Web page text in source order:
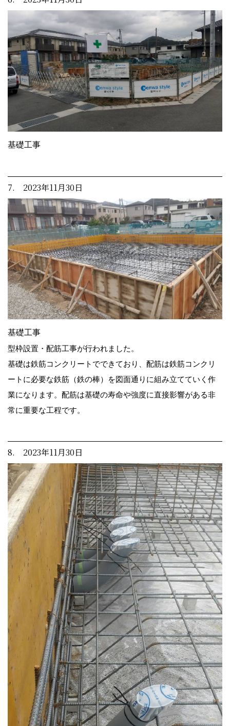
基礎工事
7. 2023年11月30日
基礎工事
型枠設置・配筋工事が行われました。
基礎は鉄筋コンクリートでできており、配筋は鉄筋コンクリ
ートに必要な鉄筋（鉄の棒）を図面通りに組み立てていく作
業になります。配筋は基礎の寿命や強度に直接影響がある非
常に重要な工程です。
8. 2023年11月30日